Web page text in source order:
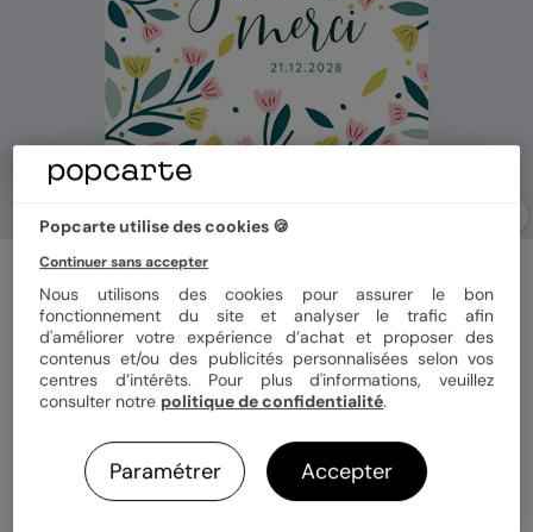
Carte remerciement baptême
Floral Atmosphère
Format 12x17 cm plié
Papier Papier Satiné
Popcarte utilise des cookies 🍪
Continuer sans accepter
Nous utilisons des cookies pour assurer le bon
fonctionnement du site et analyser le trafic afin
d'améliorer votre expérience d’achat et proposer des
contenus et/ou des publicités personnalisées selon vos
centres d’intérêts. Pour plus d'informations, veuillez
consulter notre politique de confidentialité.
Paramétrer Accepter